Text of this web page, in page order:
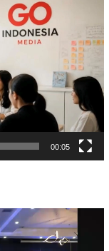
00:05